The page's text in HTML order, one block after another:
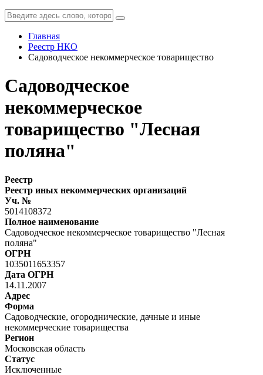
Главная
Реестр НКО
Садоводческое некоммерческое товарищество
Садоводческое
некоммерческое
товарищество "Лесная
поляна"
Реестр
Реестр иных некоммерческих организаций
Уч. №
5014108372
Полное наименование
Садоводческое некоммерческое товарищество "Лесная
поляна"
ОГРН
1035011653357
Дата ОГРН
14.11.2007
Адрес
Форма
Садоводческие, огороднические, дачные и иные
некоммерческие товарищества
Регион
Московская область
Статус
Исключенные